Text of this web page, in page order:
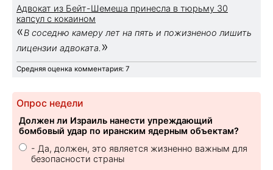
Адвокат из Бейт-Шемеша принесла в тюрьму 30
капсул с кокаином
«В соседню камеру лет на пять и пожизненоо лишить
лицензии адвоката. »
Средняя оценка комментария: 7
Опрос недели
Должен ли Израиль нанести упреждающий
бомбовый удар по иранским ядерным объектам?
- Да, должен, это является жизненно важным для
безопасности страны